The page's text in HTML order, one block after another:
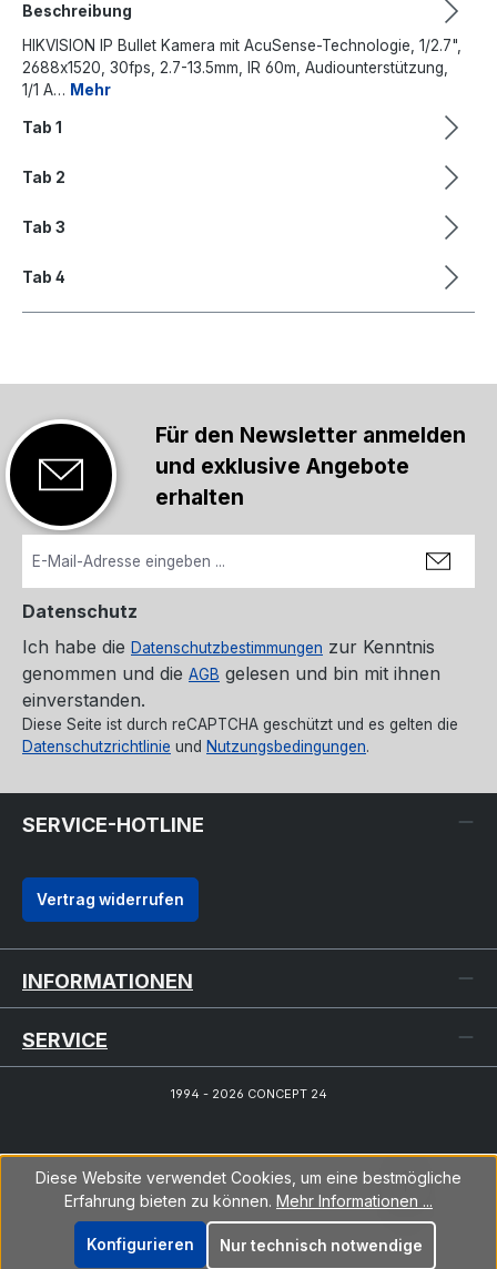
Beschreibung
HIKVISION IP Bullet Kamera mit AcuSense-Technologie, 1/2.7",
2688x1520, 30fps, 2.7-13.5mm, IR 60m, Audiounterstützung,
1/1 A… Mehr
Tab 1
Tab 2
Tab 3
Tab 4
Für den Newsletter anmelden
und exklusive Angebote
erhalten
Datenschutz
Ich habe die Datenschutzbestimmungen zur Kenntnis
genommen und die AGB gelesen und bin mit ihnen
einverstanden.
Diese Seite ist durch reCAPTCHA geschützt und es gelten die
Datenschutzrichtlinie und Nutzungsbedingungen.
SERVICE-HOTLINE
Vertrag widerrufen
INFORMATIONEN
SERVICE
1994 - 2026 CONCEPT 24
Diese Website verwendet Cookies, um eine bestmögliche
Erfahrung bieten zu können. Mehr Informationen ...
Nur technisch notwendige
Konfigurieren